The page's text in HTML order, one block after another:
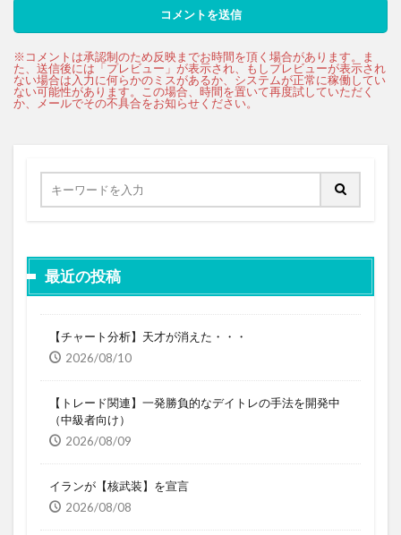
最近の投稿
【チャート分析】天才が消えた・・・
2026/08/10
【トレード関連】一発勝負的なデイトレの手法を開発中
（中級者向け）
2026/08/09
イランが【核武装】を宣言
2026/08/08